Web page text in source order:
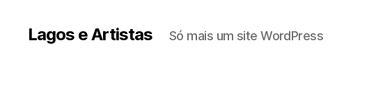
Lagos e Artistas Só mais um site WordPress